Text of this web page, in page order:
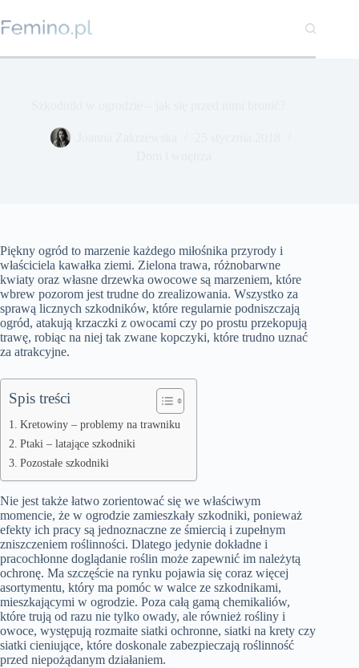
do
treści
Piękny ogród to marzenie każdego miłośnika przyrody i
właściciela kawałka ziemi. Zielona trawa, różnobarwne
kwiaty oraz własne drzewka owocowe są marzeniem, które
wbrew pozorom jest trudne do zrealizowania. Wszystko za
sprawą licznych szkodników, które regularnie podniszczają
ogród, atakują krzaczki z owocami czy po prostu przekopują
trawę, robiąc na niej tak zwane kopczyki, które trudno uznać
za atrakcyjne.
Spis treści
Kretowiny – problemy na trawniku
Ptaki – latające szkodniki
Pozostałe szkodniki
Nie jest także łatwo zorientować się we właściwym
momencie, że w ogrodzie zamieszkały szkodniki, ponieważ
efekty ich pracy są jednoznaczne ze śmiercią i zupełnym
zniszczeniem roślinności. Dlatego jedynie dokładne i
pracochłonne doglądanie roślin może zapewnić im należytą
ochronę. Ma szczęście na rynku pojawia się coraz więcej
asortymentu, który ma pomóc w walce ze szkodnikami,
mieszkającymi w ogrodzie. Poza całą gamą chemikaliów,
które trują od razu nie tylko owady, ale również rośliny i
owoce, występują rozmaite siatki ochronne, siatki na krety czy
siatki cieniujące, które doskonale zabezpieczają roślinność
przed niepożądanym działaniem.